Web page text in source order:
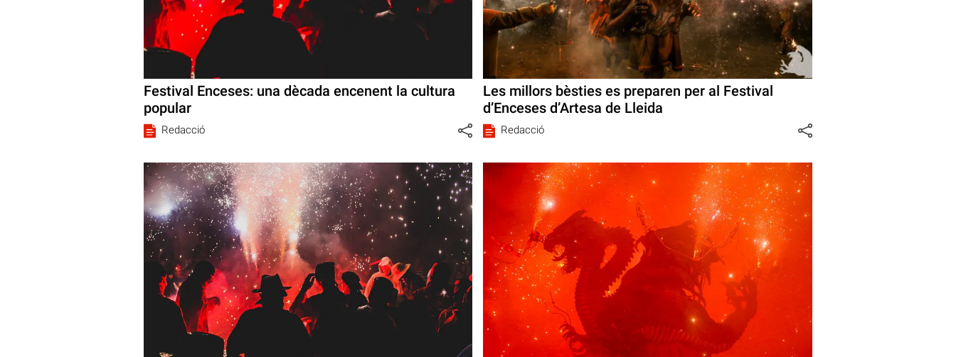
Festival Enceses: una dècada encenent la cultura
popular
Redacció
Les millors bèsties es preparen per al Festival
d’Enceses d’Artesa de Lleida
Redacció